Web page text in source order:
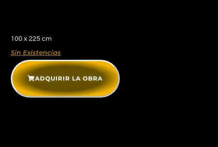
100 x 225 cm
Sin Existencias
ADQUIRIR LA OBRA